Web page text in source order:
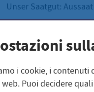
Unser Saatgut:
KRÄUTER
Wilde
Wilde
i cookie, i contenuti
Puoi decidere